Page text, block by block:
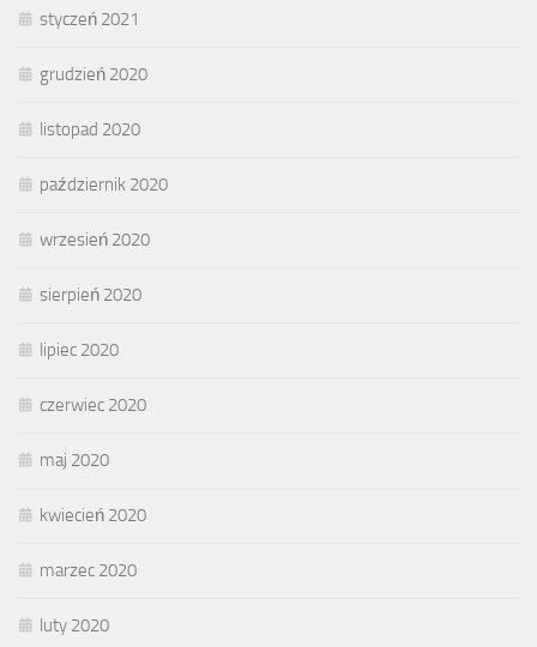
styczeń 2021
grudzień 2020
listopad 2020
październik 2020
wrzesień 2020
sierpień 2020
lipiec 2020
czerwiec 2020
maj 2020
kwiecień 2020
marzec 2020
luty 2020